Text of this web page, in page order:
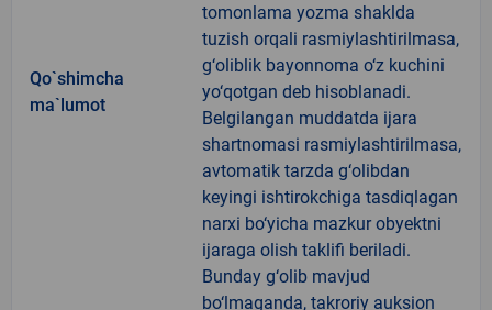
Qo`shimcha
ma`lumot
tomonlama yozma shaklda
tuzish orqali rasmiylashtirilmasa,
g‘oliblik bayonnoma o‘z kuchini
yo‘qotgan deb hisoblanadi.
Belgilangan muddatda ijara
shartnomasi rasmiylashtirilmasa,
avtomatik tarzda g‘olibdan
keyingi ishtirokchiga tasdiqlagan
narxi bo‘yicha mazkur obyektni
ijaraga olish taklifi beriladi.
Bunday g‘olib mavjud
bo‘lmaganda, takroriy auksion